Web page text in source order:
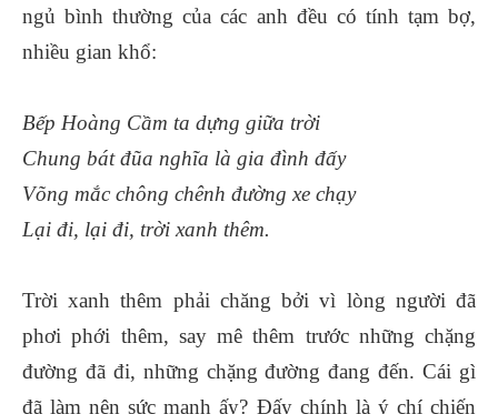
ngủ bình thường của các anh đều có tính tạm bợ,
nhiều gian khổ:
Bếp Hoàng Cầm ta dựng giữa trời
Chung bát đũa nghĩa là gia đình đấy
Võng mắc chông chênh đường xe chạy
Lại đi, lại đi, trời xanh thêm.
Trời xanh thêm phải chăng bởi vì lòng người đã
phơi phới thêm, say mê thêm trước những chặng
đường đã đi, những chặng đường đang đến. Cái gì
đã làm nên sức mạnh ấy? Đấy chính là ý chí chiến